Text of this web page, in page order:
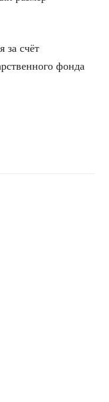
за счёт
фонда